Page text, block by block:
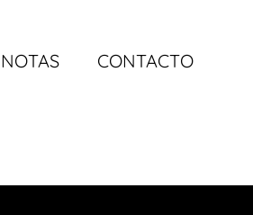
NOTAS CONTACTO